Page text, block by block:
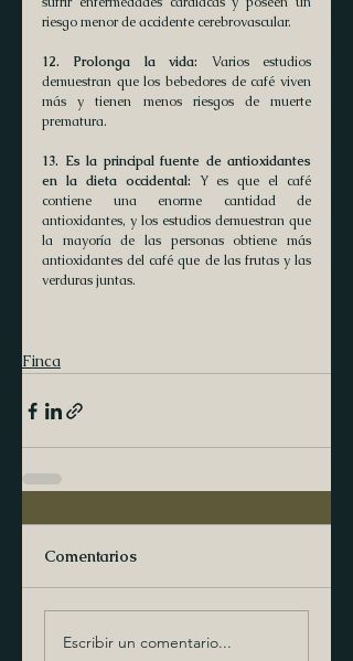
riesgo menor de accidente cerebrovascular.
12. Prolonga la vida: Varios estudios
demuestran que los bebedores de café viven
más y tienen menos riesgos de muerte
prematura.
13. Es la principal fuente de antioxidantes
en la dieta occidental: Y es que el café
contiene una enorme cantidad de
antioxidantes, y los estudios demuestran que
la mayoría de las personas obtiene más
antioxidantes del café que de las frutas y las
verduras juntas.
Finca
Comentarios
Escribir un comentario...